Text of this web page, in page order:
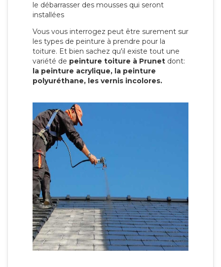
le débarrasser des mousses qui seront
installées
Vous vous interrogez peut être surement sur
les types de peinture à prendre pour la
toiture. Et bien sachez qu'il existe tout une
variété de peinture toiture à Prunet dont:
la peinture acrylique, la peinture
polyuréthane, les vernis incolores.